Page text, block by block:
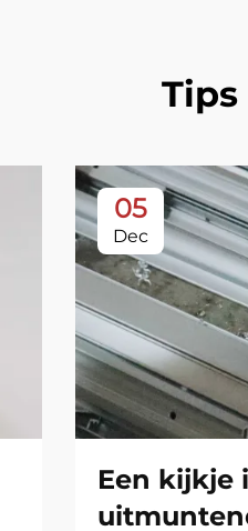
05
Dec
Een kijkje